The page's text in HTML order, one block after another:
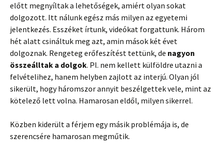
előtt megnyíltak a lehetőségek, amiért olyan sokat
dolgozott. Itt nálunk egész más milyen az egyetemi
jelentkezés. Esszéket írtunk, videókat forgattunk. Három
hét alatt csináltuk meg azt, amin mások két évet
dolgoznak. Rengeteg erőfeszítést tettünk, de nagyon
összeálltak a dolgok. Pl. nem kellett külföldre utazni a
felvételihez, hanem helyben zajlott az interjú. Olyan jól
sikerült, hogy háromszor annyit beszélgettek vele, mint az
kötelező lett volna. Hamarosan eldől, milyen sikerrel.
Közben kiderült a férjem egy másik problémája is, de
szerencsére hamarosan megműtik.